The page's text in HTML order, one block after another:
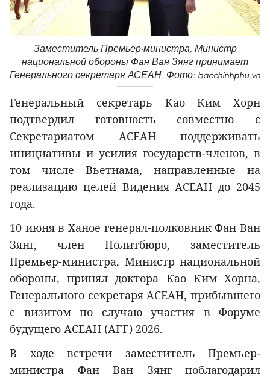
Заместитель Премьер-министра, Министр
национальной обороны Фан Ван Зянг принимает
Генерального секретаря АСЕАН. Фото: baochinhphu.vn
Генеральный секретарь Као Ким Хорн
подтвердил готовность совместно с
Секретариатом АСЕАН поддерживать
инициативы и усилия государств-членов, в
том числе Вьетнама, направленные на
реализацию целей Видения АСЕАН до 2045
года.
10 июня в Ханое генерал-полковник Фан Ван
Зянг, член Политбюро, заместитель
Премьер-министра, Министр национальной
обороны, принял доктора Као Ким Хорна,
Генерального секретаря АСЕАН, прибывшего
с визитом по случаю участия в Форуме
будущего АСЕАН (AFF) 2026.
В ходе встречи заместитель Премьер-
министра Фан Ван Зянг поблагодарил